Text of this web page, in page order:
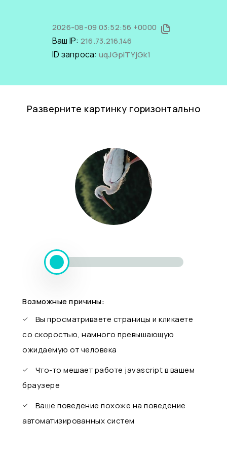
2026-08-09 03:52:56 +0000
Ваш IP: 216.73.216.146
ID запроса: uqJGpiTYjGk1
Разверните картинку горизонтально
Возможные причины:
Вы просматриваете страницы и кликаете
со скоростью, намного превышающую
ожидаемую от человека
Что-то мешает работе javascript в вашем
браузере
Ваше поведение похоже на поведение
автоматизированных систем